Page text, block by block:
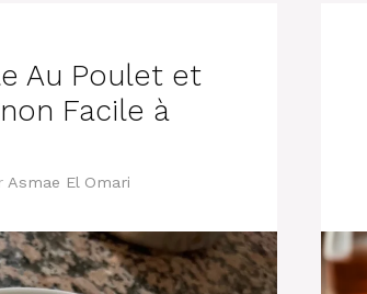
Au Poulet et
Facile à
Asmae El Omari